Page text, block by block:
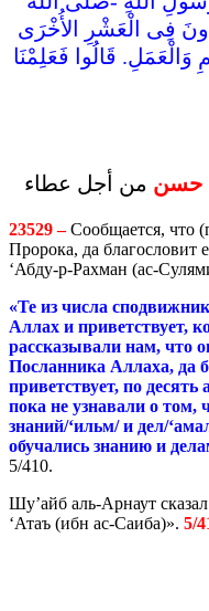
فِى الْعَشْرِ الأُخْرَى
قَالُوا فَعَلِمْنَا
حسن من أجل عطاء
23529 – Сообщается, что
Пророка, да благословит
‘Абду-р-Рахман (ас-
«Те из числа
Аллах и приветствует,
рассказывали нам, что
Посланника Аллаха, да
приветствует, по десять
пока не узнавали о том,
знаний/‘ильм/ и дел/
обучались знанию и
5/410.
Шу’айб аль-Арнаут
‘Атаъ (ибн ас-Саиба)». 5/